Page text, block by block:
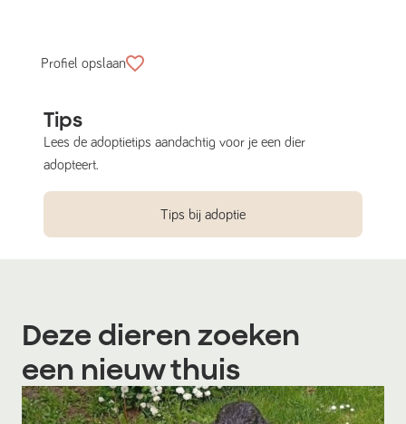
Profiel opslaan
Tips
Lees de adoptietips aandachtig voor je een dier
adopteert.
Tips bij adoptie
Deze dieren zoeken
een nieuw thuis